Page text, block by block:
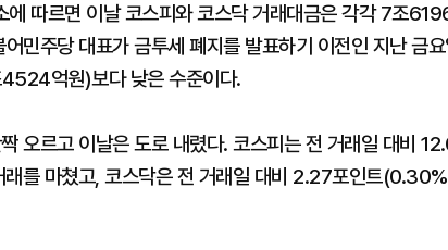
에 따르면 이날 코스피와 코스닥 거래대금은 각각 7조
어민주당 대표가 금투세 폐지를 발표하기 이전인 지난
억원)보다 낮은 수준이다.
오르고 이날은 도로 내렸다. 코스피는 전 거래일 대비
를 마쳤고, 코스닥은 전 거래일 대비 2.27포인트